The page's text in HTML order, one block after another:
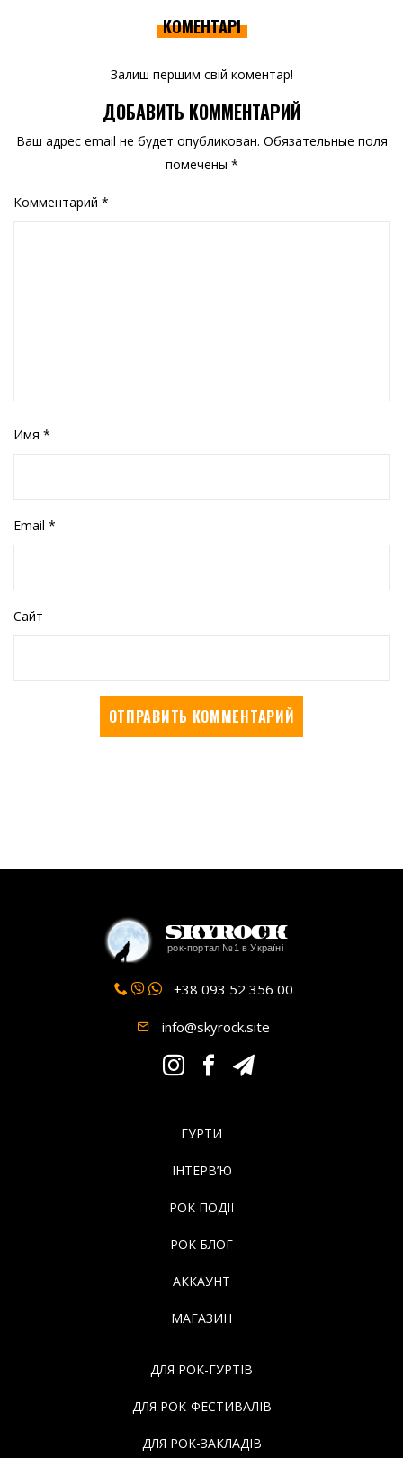
КОМЕНТАРІ
Залиш першим свій коментар!
ДОБАВИТЬ КОММЕНТАРИЙ
Ваш адрес email не будет опубликован. Обязательные поля
помечены *
Комментарий *
Имя *
Email *
Сайт
SkyRock
рок-портал №1 в Україні
+38 093 52 356 00
info@skyrock.site
ГУРТИ
ІНТЕРВ’Ю
РОК ПОДІЇ
РОК БЛОГ
АККАУНТ
МАГАЗИН
ДЛЯ РОК-ГУРТІВ
ДЛЯ РОК-ФЕСТИВАЛІВ
ДЛЯ РОК-ЗАКЛАДІВ